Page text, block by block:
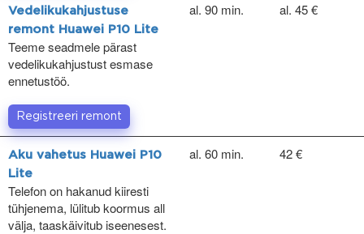
Vedelikukahjustuse
remont Huawei P10 Lite
Teeme seadmele pärast
vedelikukahjustust esmase
ennetustöö.
al. 90 min. al. 45 €
Registreeri remont
Aku vahetus Huawei P10
Lite
Telefon on hakanud kiiresti
tühjenema, lülitub koormus all
välja, taaskäivitub iseenesest.
al. 60 min. 42 €